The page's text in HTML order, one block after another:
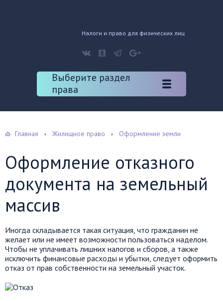
Налоги и право для физических лиц
Выберите раздел
права
Главная Жилищное право Оформление земли
Оформление отказного
документа на земельный
массив
Иногда складывается такая ситуация, что гражданин не
желает или не имеет возможности пользоваться наделом.
Чтобы не уплачивать лишних налогов и сборов, а также
исключить финансовые расходы и убытки, следует оформить
отказ от прав собственности на земельный участок.